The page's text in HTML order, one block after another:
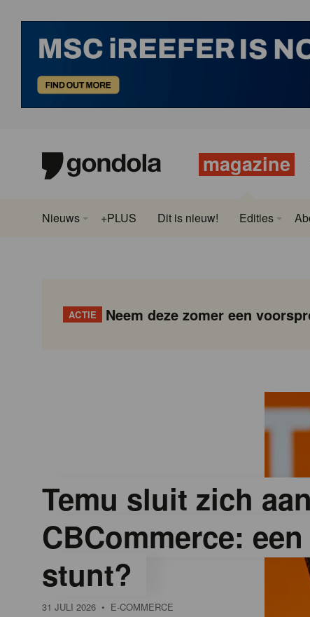
magazine
Nieuws +PLUS Dit is nieuw! Edities
ACTIE Neem deze zomer een
Temu sluit zich
CBCommerce:
stunt?
31 JULI 2026 • E-COMMERCE